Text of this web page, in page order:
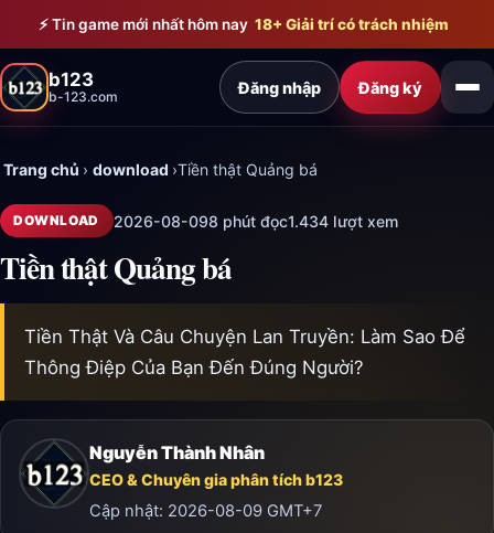
Bỏ qua đến nội dung chính
⚡ Tin game mới nhất hôm nay 18+ Giải trí có trách nhiệm
b123
b-123.com Đăng nhập Đăng ký
Trang chủ › download ›Tiền thật Quảng bá
DOWNLOAD 2026-08-098 phút đọc1.434 lượt xem
Tiền thật Quảng bá
Tiền Thật Và Câu Chuyện Lan Truyền: Làm Sao Để
Thông Điệp Của Bạn Đến Đúng Người?
Nguyễn Thành Nhân
CEO & Chuyên gia phân tích b123
Cập nhật: 2026-08-09 GMT+7